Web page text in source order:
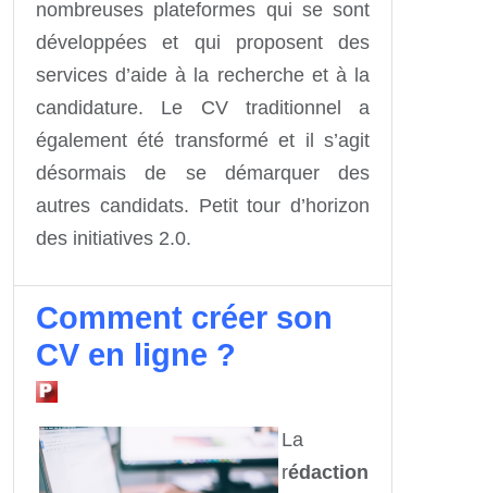
nombreuses plateformes qui se sont
développées et qui proposent des
services d’aide à la recherche et à la
candidature. Le CV traditionnel a
également été transformé et il s’agit
désormais de se démarquer des
autres candidats. Petit tour d’horizon
des initiatives 2.0.
Comment créer son
CV en ligne ?
La
rédaction